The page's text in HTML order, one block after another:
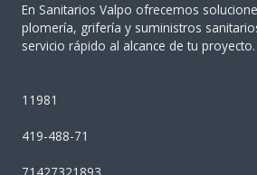
En Sanitarios Valpo ofrecemos
plomería, grifería y suministros
servicio rápido al alcance de tu proyecto.
11981
419-488-71